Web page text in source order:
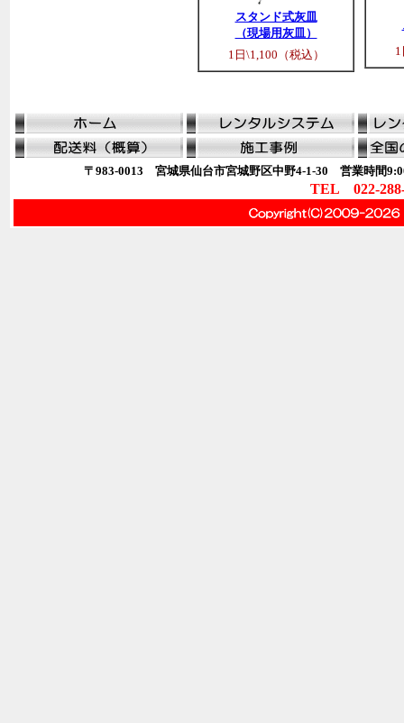
スタンド式灰皿
（現場用灰皿）
1日\1,100（税込）
〒983-0013 宮城県仙台市宮城野区中野4-1-30 営業時間
TEL 022-